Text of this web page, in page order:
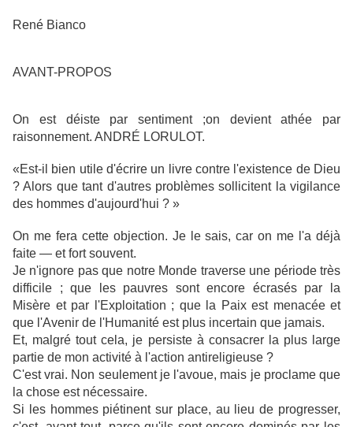
René Bianco
AVANT-PROPOS
On est déiste par sentiment ;on devient athée par
raisonnement. ANDRÉ LORULOT.
«Est-il bien utile d'écrire un livre contre l'existence de Dieu
? Alors que tant d'autres problèmes sollicitent la vigilance
des hommes d'aujourd'hui ? »
On me fera cette objection. Je le sais, car on me l'a déjà
faite — et fort souvent.
Je n'ignore pas que notre Monde traverse une période très
difficile ; que les pauvres sont encore écrasés par la
Misère et par l'Exploitation ; que la Paix est menacée et
que l'Avenir de l'Humanité est plus incertain que jamais.
Et, malgré tout cela, je persiste à consacrer la plus large
partie de mon activité à l'action antireligieuse ?
C'est vrai. Non seulement je l'avoue, mais je proclame que
la chose est nécessaire.
Si les hommes piétinent sur place, au lieu de progresser,